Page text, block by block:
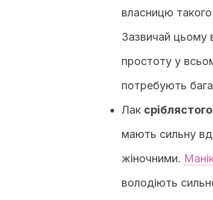
власницю
Зазвичай цьому
простоту у
потребують
Лак сріблястого
мають сильну
жіночними.
володіють